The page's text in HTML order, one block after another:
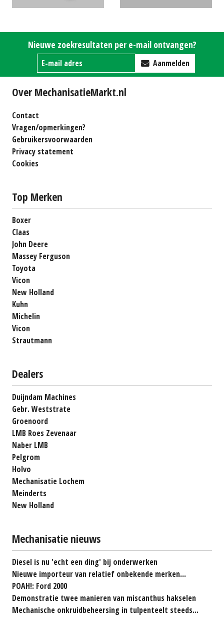
permanent (STE) #778584
€7650
€5247
Nieuwe zoekresultaten per e-mail ontvangen?
Aanmelden
Over MechanisatieMarkt.nl
Contact
Vragen/opmerkingen?
Gebruikersvoorwaarden
Privacy statement
Cookies
Top Merken
Boxer
Claas
John Deere
Massey Ferguson
Toyota
Vicon
New Holland
Kuhn
Michelin
Vicon
Strautmann
Dealers
Duijndam Machines
Gebr. Weststrate
Groenoord
LMB Roes Zevenaar
Naber LMB
Pelgrom
Holvo
Mechanisatie Lochem
Meinderts
New Holland
Mechanisatie nieuws
Diesel is nu 'echt een ding' bij onderwerken
Nieuwe importeur van relatief onbekende merken...
POAH!: Ford 2000
Demonstratie twee manieren van miscanthus hakselen
Mechanische onkruidbeheersing in tulpenteelt steeds...